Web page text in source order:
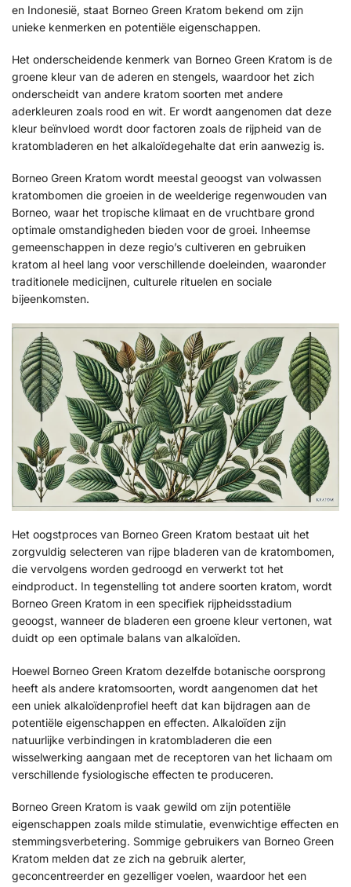
en Indonesië, staat Borneo Green Kratom bekend om zijn
unieke kenmerken en potentiële eigenschappen.
Het onderscheidende kenmerk van Borneo Green Kratom is de
groene kleur van de aderen en stengels, waardoor het zich
onderscheidt van andere kratom soorten met andere
aderkleuren zoals rood en wit. Er wordt aangenomen dat deze
kleur beïnvloed wordt door factoren zoals de rijpheid van de
kratombladeren en het alkaloïdegehalte dat erin aanwezig is.
Borneo Green Kratom wordt meestal geoogst van volwassen
kratombomen die groeien in de weelderige regenwouden van
Borneo, waar het tropische klimaat en de vruchtbare grond
optimale omstandigheden bieden voor de groei. Inheemse
gemeenschappen in deze regio’s cultiveren en gebruiken
kratom al heel lang voor verschillende doeleinden, waaronder
traditionele medicijnen, culturele rituelen en sociale
bijeenkomsten.
Het oogstproces van Borneo Green Kratom bestaat uit het
zorgvuldig selecteren van rijpe bladeren van de kratombomen,
die vervolgens worden gedroogd en verwerkt tot het
eindproduct. In tegenstelling tot andere soorten kratom, wordt
Borneo Green Kratom in een specifiek rijpheidsstadium
geoogst, wanneer de bladeren een groene kleur vertonen, wat
duidt op een optimale balans van alkaloïden.
Hoewel Borneo Green Kratom dezelfde botanische oorsprong
heeft als andere kratomsoorten, wordt aangenomen dat het
een uniek alkaloïdenprofiel heeft dat kan bijdragen aan de
potentiële eigenschappen en effecten. Alkaloïden zijn
natuurlijke verbindingen in kratombladeren die een
wisselwerking aangaan met de receptoren van het lichaam om
verschillende fysiologische effecten te produceren.
Borneo Green Kratom is vaak gewild om zijn potentiële
eigenschappen zoals milde stimulatie, evenwichtige effecten en
stemmingsverbetering. Sommige gebruikers van Borneo Green
Kratom melden dat ze zich na gebruik alerter,
geconcentreerder en gezelliger voelen, waardoor het een